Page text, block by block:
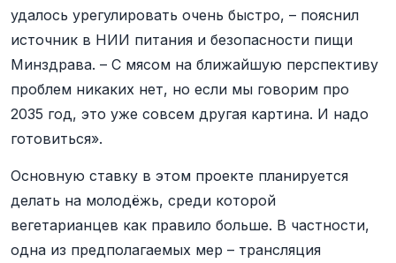
удалось урегулировать очень быстро, – пояснил
источник в НИИ питания и безопасности пищи
Минздрава. – С мясом на ближайшую перспективу
проблем никаких нет, но если мы говорим про
2035 год, это уже совсем другая картина. И надо
готовиться».
Основную ставку в этом проекте планируется
делать на молодёжь, среди которой
вегетарианцев как правило больше. В частности,
одна из предполагаемых мер – трансляция